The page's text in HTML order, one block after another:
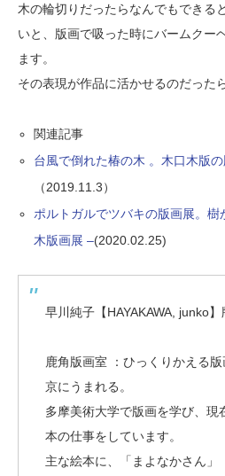
木の輪切りだったらなんでもできる
いと、版画で吸った時にバームクー
ます。
その表現が作品に活かせるのだった
関連記事
台風で倒れた椿の木 。木口木版の
（2019.11.3）
ポルトガルでツバキの版画展。
木版画展 –(2020.02.25)
早川純子【HAYAKAWA, junko
鹿角版画室 ：ひっくりかえる
京にうまれる。
多摩美術大学で版画を学び、現
本の仕事をしています。
主な絵本に、「まよなかさん」